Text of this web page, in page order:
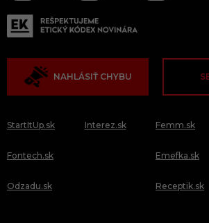
NAHLÁSIŤ CHYBU
StartItUp.sk
Fontech.sk
Odzadu.sk
Interez.sk Femm.sk
Emefka.sk
Receptik.sk